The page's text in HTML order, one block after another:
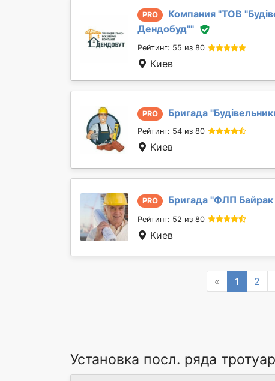
PRO Компания "ТОВ
Дендобуд""
Рейтинг: 55 из 80
Киев
PRO Бригада "
Рейтинг: 54 из 80
Киев
PRO Бригада "ФЛП
Рейтинг: 52 из 80
Киев
« Previous
1 2
Установка посл. ряда